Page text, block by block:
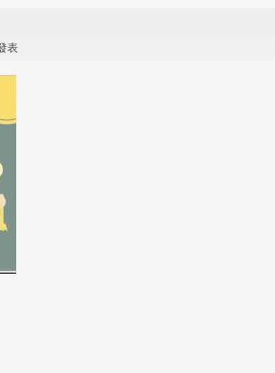
表